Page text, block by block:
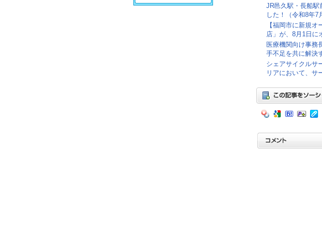
JR邑久駅・長船駅
した！（令和8年7
【福岡市に新規
店」が、8月1日に
医療機関向け事務
手不足を共に解決
シェアサイクルサ
リアにおいて、サ